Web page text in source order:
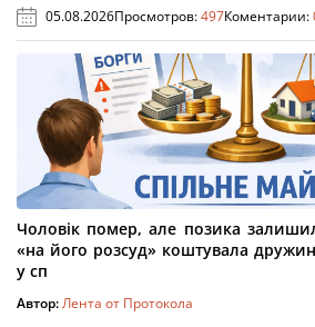
05.08.2026Просмотров:497Коментарии:
Чоловік помер, але позика
«на його розсуд» коштувала
у сп
Автор:Лента от Протокола